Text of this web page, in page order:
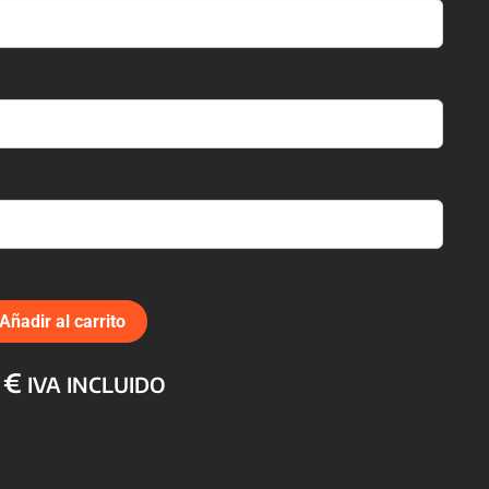
Añadir al carrito
€El
IVA INCLUIDO